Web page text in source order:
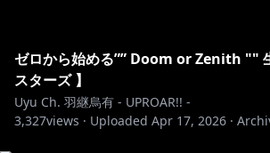
ゼロから始める”” Doom or Zenith ""
スターズ 】
Uyu Ch. 羽継烏有 - UPROAR!! -
3,327views · Uploaded Apr 17, 2026 ·